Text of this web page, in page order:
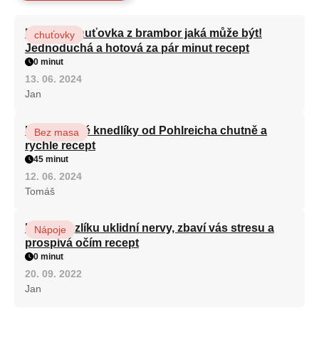
Nejlepší chuťovka z brambor jaká může být!
Jednoduchá a hotová za pár minut recept
chuťovky
0 minut
13. 06. 2024
Jan
Karlovarské knedlíky od Pohlreicha chutně a
rychle recept
Bez masa
45 minut
12. 06. 2024
Tomáš
Kořen kozlíku uklidní nervy, zbaví vás stresu a
prospívá očím recept
Nápoje
0 minut
20. 09. 2022
Jan